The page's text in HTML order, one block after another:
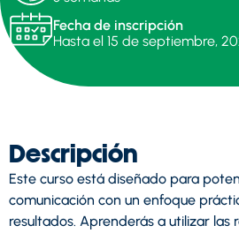
Fecha de inscripción
Hasta el 15 de septiembre,
Descripción
Este curso está diseñado para
comunicación con un enfoque
resultados. Aprenderás a utilizar las